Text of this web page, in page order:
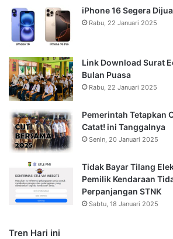
iPhone 16 Segera
Rabu, 22 Januari 2025
Link Download Surat
Bulan Puasa
Rabu, 22 Januari 2025
Pemerintah Tetapkan
Catat! ini Tanggalnya
Senin, 20 Januari 2025
Tidak Bayar Tilang
Pemilik Kendaraan
Perpanjangan STNK
Sabtu, 18 Januari 2025
Tren Hari ini